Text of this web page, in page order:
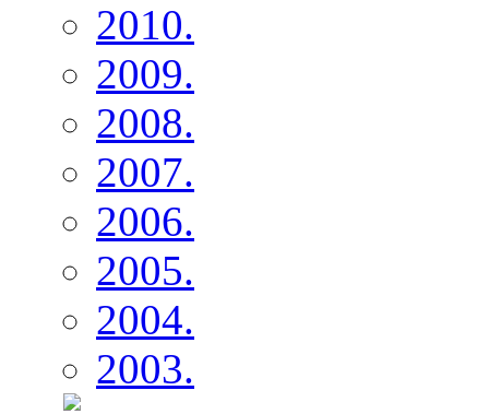
2010.
2009.
2008.
2007.
2006.
2005.
2004.
2003.